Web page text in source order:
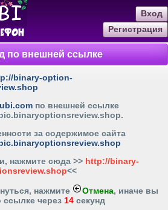
Вход
Регистрация
по внешней ссылке
binary-option-
по внешней ссылке
.
за содержимое сайта
нажмите cюда >> http://binary-
<<
нажмите Отмена, иначе вы
через 14 секунд